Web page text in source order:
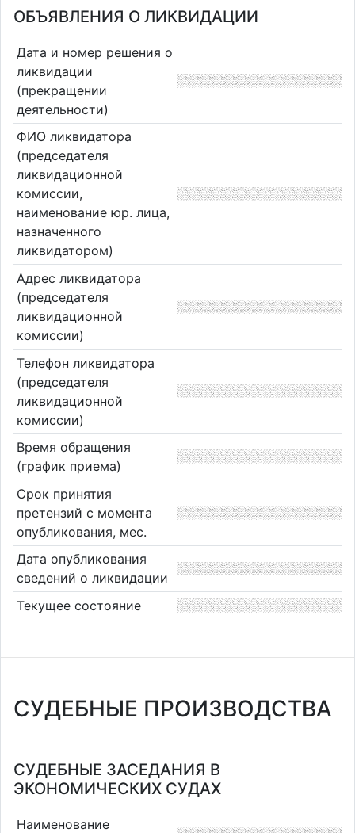
ОБЪЯВЛЕНИЯ О ЛИКВИДАЦИИ
Дата и номер решения о
ликвидации
(прекращении
деятельности)
ФИО ликвидатора
(председателя
ликвидационной
комиссии,
наименование юр. лица,
назначенного
ликвидатором)
Адрес ликвидатора
(председателя
ликвидационной
комиссии)
Телефон ликвидатора
(председателя
ликвидационной
комиссии)
Время обращения
(график приема)
Срок принятия
претензий с момента
опубликования, мес.
Дата опубликования
сведений о ликвидации
Текущее состояние
СУДЕБНЫЕ ПРОИЗВОДСТВА
СУДЕБНЫЕ ЗАСЕДАНИЯ В
ЭКОНОМИЧЕСКИХ СУДАХ
Наименование